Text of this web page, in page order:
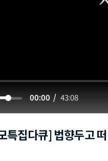
00:00 43:08
특집다큐] 법향두고